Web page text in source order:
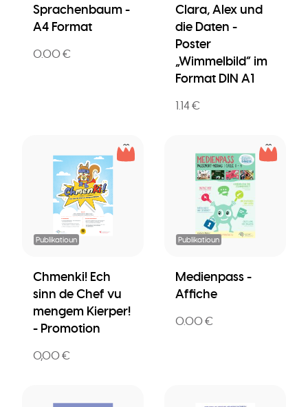
Sprachenbaum -
A4 Format
0.00 €
Clara, Alex und
die Daten -
Poster
„Wimmelbild” im
Format DIN A1
1.14 €
Publikatioun
Chmenki! Ech
sinn de Chef vu
mengem Kierper!
- Promotion
0,00 €
Publikatioun
Medienpass -
Affiche
0.00 €